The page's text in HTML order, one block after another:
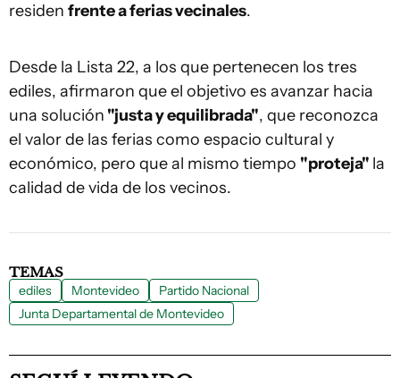
residen frente a ferias vecinales.
Desde la Lista 22, a los que pertenecen los tres
ediles, afirmaron que el objetivo es avanzar hacia
una solución "justa y equilibrada", que reconozca
el valor de las ferias como espacio cultural y
económico, pero que al mismo tiempo "proteja" la
calidad de vida de los vecinos.
TEMAS
ediles Montevideo
Partido Nacional
Junta Departamental de Montevideo